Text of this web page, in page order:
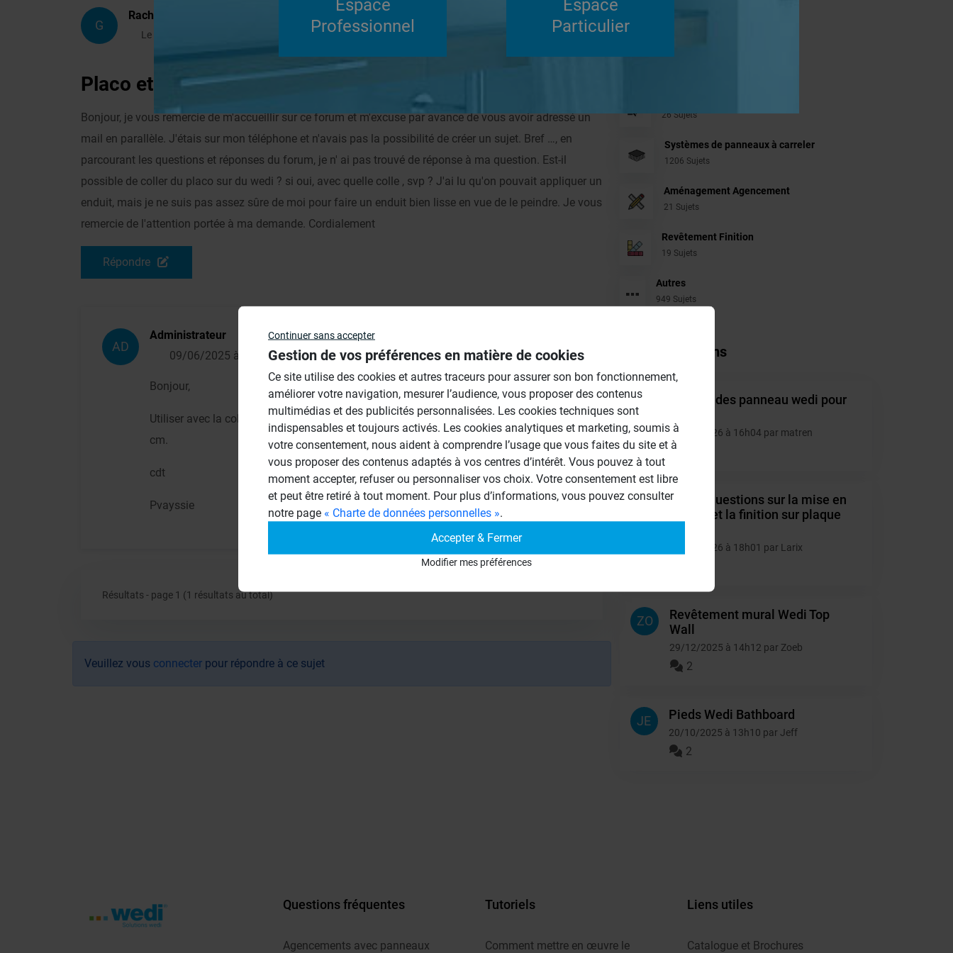
G
Rachel
Le 08/06/2025 à 15h06
Répondre
Placo et Wedi
Bonjour, je vous remercie de m'accueillir sur ce forum et m'excuse par avance de vous avoir adressé un
mail en parallèle. J'étais sur mon téléphone et n'avais pas la possibilité de créer un sujet. Bref …, en
parcourant les questions et réponses du forum, je n' ai pas trouvé de réponse à ma question. Est-il
possible de coller du placo sur du wedi ? si oui, avec quelle colle , svp ? J'ai lu qu'on pouvait appliquer un
enduit, mais je ne suis pas assez sûre de moi pour faire un enduit bien lisse en vue de le peindre. Je vous
remercie de l'attention portée à ma demande. Cordialement
Répondre
AD
Administrateur
09/06/2025 à 12h06
Bonjour,
Utiliser avec la colle wedi 610 = cordons en “ S” en vertical d'espacement 30
cm.
cdt
Pvayssie
Résultats - page 1 (1 résultats au total)
Veuillez vous connecter pour répondre à ce sujet
26 Sujets
Systèmes de panneaux à carreler
1206 Sujets
Aménagement Agencement
21 Sujets
Revêtement Finition
19 Sujets
Autres
949 Sujets
Autres questions
MA
Enduire des panneau wedi pour
22/04/2026 à 16h04 par matren
Divers questions sur la mise en
oeuvre et la finition sur plaque
19/01/2026 à 18h01 par Larix
ZO
Revêtement mural Wedi Top
Wall
29/12/2025 à 14h12 par Zoeb
2
JE Pieds Wedi Bathboard
20/10/2025 à 13h10 par Jeff
2
Questions fréquentes
Agencements avec panneaux
Tutoriels
Comment mettre en œuvre le
Liens utiles
Catalogue et Brochures
Continuer sans accepter
Gestion de vos préférences en matière de cookies
Ce site utilise des cookies et autres traceurs pour assurer son bon fonctionnement,
améliorer votre navigation, mesurer l’audience, vous proposer des contenus
multimédias et des publicités personnalisées. Les cookies techniques sont
indispensables et toujours activés. Les cookies analytiques et marketing, soumis à
votre consentement, nous aident à comprendre l’usage que vous faites du site et à
vous proposer des contenus adaptés à vos centres d’intérêt. Vous pouvez à tout
moment accepter, refuser ou personnaliser vos choix. Votre consentement est libre
et peut être retiré à tout moment. Pour plus d’informations, vous pouvez consulter
notre page « Charte de données personnelles ».
Accepter & Fermer
Modifier mes préférences
Espace
Professionnel
Espace
Particulier